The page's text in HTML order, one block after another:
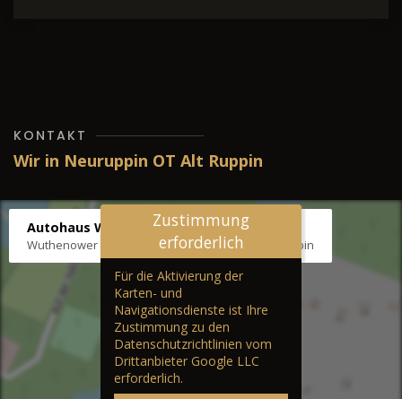
KONTAKT
Wir in Neuruppin OT Alt Ruppin
Autohaus Wernicke
Wuthenower Str. 12b, 16827 Neuruppin OT Alt Ruppin
Zustimmung
erforderlich
Für die Aktivierung der
Karten- und
Navigationsdienste ist Ihre
Zustimmung zu den
Datenschutzrichtlinien vom
Drittanbieter Google LLC
erforderlich.